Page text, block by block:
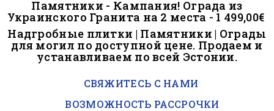
Памятники - Кампания! Ограда из
Украинского Гранита на 2 места - 1 499,00€
Надгробные плитки | Памятники | Ограды
для могил по доступной цене. Продаем и
устанавливаем по всей Эстонии.
СВЯЖИТЕСЬ С НАМИ
ВОЗМОЖНОСТЬ РАССРОЧКИ